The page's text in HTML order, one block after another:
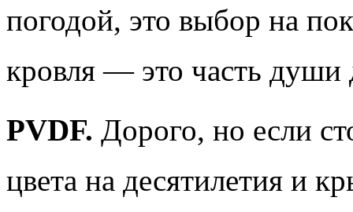
погодой, это выбор на
кровля — это часть души
PVDF. Дорого, но если
цвета на десятилетия и